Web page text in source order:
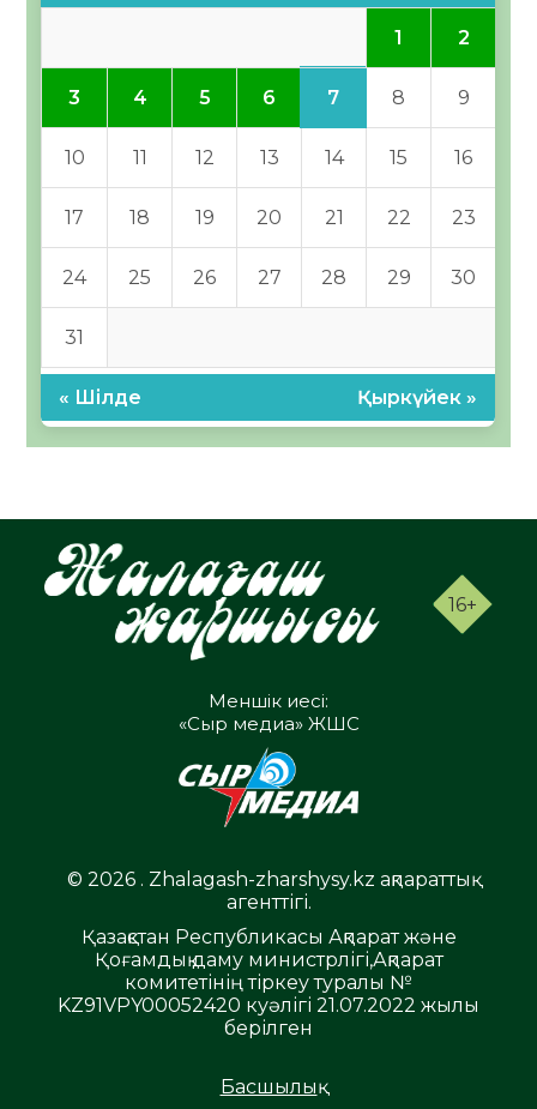
1 2
3 4 5 6 7 8 9
10 11 12 13 14 15 16
17 18 19 20 21 22 23
24 25 26 27 28 29 30
31
« Шілде Қыркүйек »
16+
Меншік иесі:
«Сыр медиа» ЖШС
© 2026 . Zhalagash-zharshysy.kz ақпараттық
агенттігі.
Қазақстан Республикасы Ақпарат және
Қоғамдық даму министрлігі,Ақпарат
комитетінің тіркеу туралы №
KZ91VPY00052420 куәлігі 21.07.2022 жылы
берілген
Басшылық